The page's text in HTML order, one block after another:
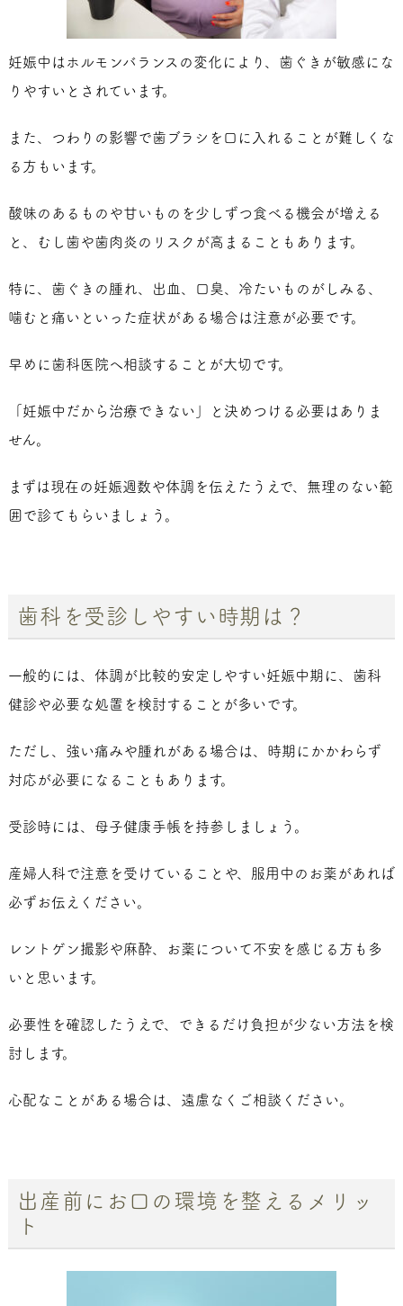
妊娠中はホルモンバランスの変化により、歯ぐきが敏感にな
りやすいとされています。
また、つわりの影響で歯ブラシを口に入れることが難しくな
る方もいます。
酸味のあるものや甘いものを少しずつ食べる機会が増える
と、むし歯や歯肉炎のリスクが高まることもあります。
特に、歯ぐきの腫れ、出血、口臭、冷たいものがしみる、
噛むと痛いといった症状がある場合は注意が必要です。
早めに歯科医院へ相談することが大切です。
「妊娠中だから治療できない」と決めつける必要はありま
せん。
まずは現在の妊娠週数や体調を伝えたうえで、無理のない範
囲で診てもらいましょう。
歯科を受診しやすい時期は？
一般的には、体調が比較的安定しやすい妊娠中期に、歯科
健診や必要な処置を検討することが多いです。
ただし、強い痛みや腫れがある場合は、時期にかかわらず
対応が必要になることもあります。
受診時には、母子健康手帳を持参しましょう。
産婦人科で注意を受けていることや、服用中のお薬があれば
必ずお伝えください。
レントゲン撮影や麻酔、お薬について不安を感じる方も多
いと思います。
必要性を確認したうえで、できるだけ負担が少ない方法を検
討します。
心配なことがある場合は、遠慮なくご相談ください。
出産前にお口の環境を整えるメリッ
ト